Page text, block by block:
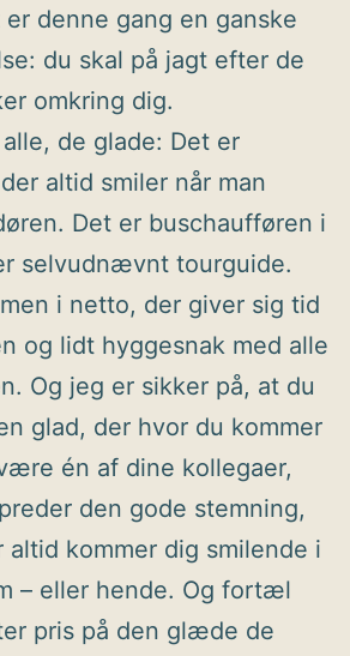
denne gang en ganske
du skal på jagt efter de
omkring dig.
de glade: Det er
altid smiler når man
Det er buschaufføren i
selvudnævnt tourguide.
i netto, der giver sig tid
og lidt hyggesnak med alle
Og jeg er sikker på, at du
glad, der hvor du kommer
én af dine kollegaer,
den gode stemning,
altid kommer dig smilende i
– eller hende. Og fortæl
pris på den glæde de